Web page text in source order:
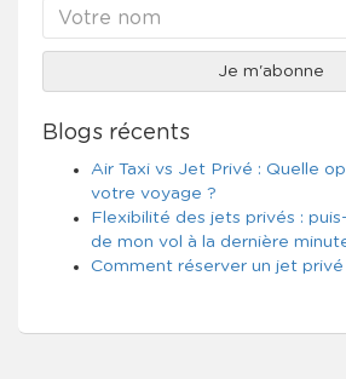
Blogs récents
Air Taxi vs Jet Privé : Quelle
votre voyage ?
Flexibilité des jets privés :
de mon vol à la dernière
Comment réserver un jet